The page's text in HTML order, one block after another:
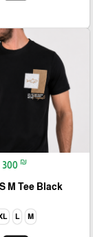
300 ₪
M Tee Black
M
L